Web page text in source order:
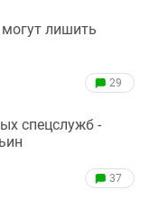
лишить
29
спецслужб -
37